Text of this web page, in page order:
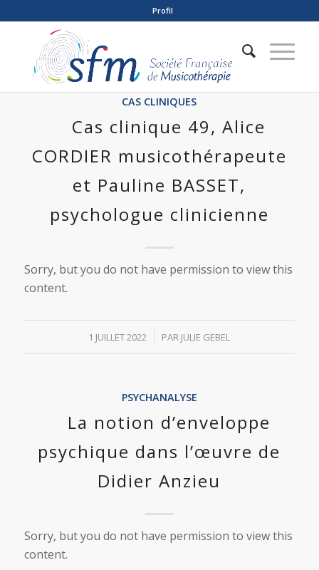
Profil
CAS CLINIQUES
Cas clinique 49, Alice
CORDIER musicothérapeute
et Pauline BASSET,
psychologue clinicienne
Sorry, but you do not have permission to view this
content.
1 JUILLET 2022
/ PAR JULIE GEBEL
PSYCHANALYSE
La notion d’enveloppe
psychique dans l’œuvre de
Didier Anzieu
Sorry, but you do not have permission to view this
content.